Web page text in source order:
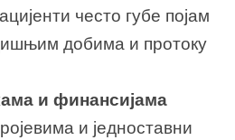
често губе појам
добима и протоку
и финансијама
и једноставни